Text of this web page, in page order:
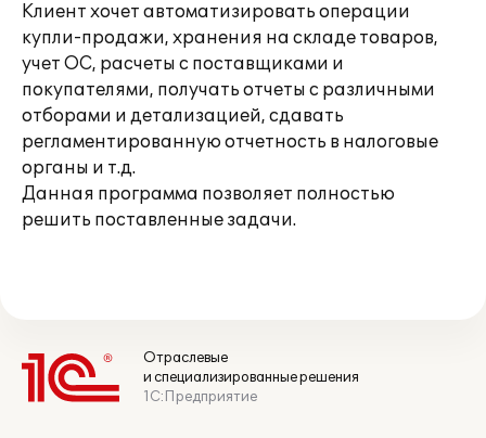
Клиент хочет автоматизировать операции
купли-продажи, хранения на складе товаров,
учет ОС, расчеты с поставщиками и
покупателями, получать отчеты с различными
отборами и детализацией, сдавать
регламентированную отчетность в налоговые
органы и т.д.
Данная программа позволяет полностью
решить поставленные задачи.
Отраслевые
и специализированные решения
1С:Предприятие